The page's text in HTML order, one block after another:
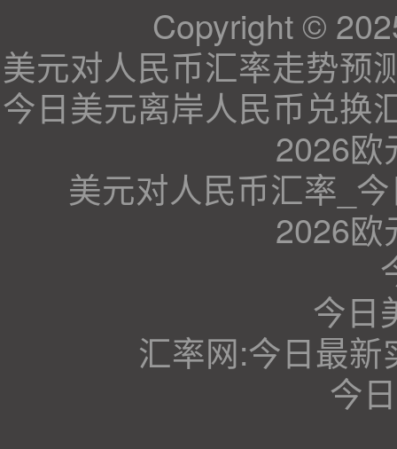
Copyright ©
美元对人民币汇率走势预
今日美元离岸人民币兑换
2026欧
美元对人民币汇率_
2026欧
今日
汇率网:今日最
今